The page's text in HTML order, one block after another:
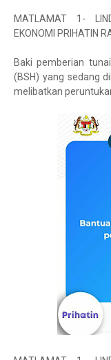
MATLAMAT 1-
EKONOMI PRIHATIN
Baki pemberian
(BSH) yang sedang
melibatkan